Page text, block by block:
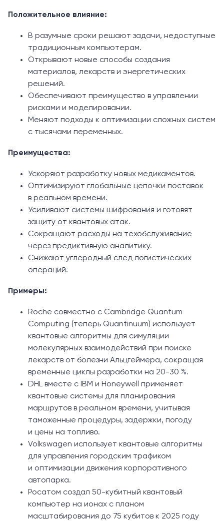
Положительное влияние:
В разумные сроки решают задачи, недоступные
традиционным компьютерам.
Открывают новые способы создания
материалов, лекарств и энергетических
решений.
Обеспечивают преимущество в управлении
рисками и моделировании.
Меняют подходы к оптимизации сложных систем
с тысячами переменных.
Преимущества:
Ускоряют разработку новых медикаментов.
Оптимизируют глобальные цепочки поставок
в реальном времени.
Усиливают системы шифрования и готовят
защиту от квантовых атак.
Сокращают расходы на техобслуживание
через предиктивную аналитику.
Снижают углеродный след логистических
операций.
Примеры:
Roche совместно с Cambridge Quantum
Computing (теперь Quantinuum) использует
квантовые алгоритмы для симуляции
молекулярных взаимодействий при поиске
лекарств от болезни Альцгеймера, сокращая
временные циклы разработки на 20-30 %.
DHL вместе с IBM и Honeywell применяет
квантовые системы для планирования
маршрутов в реальном времени, учитывая
таможенные процедуры, задержки, погоду
и цены на топливо.
Volkswagen использует квантовые алгоритмы
для управления городским трафиком
и оптимизации движения корпоративного
автопарка.
Росатом создал 50-кубитный квантовый
компьютер на ионах с планом
масштабирования до 75 кубитов к 2025 году